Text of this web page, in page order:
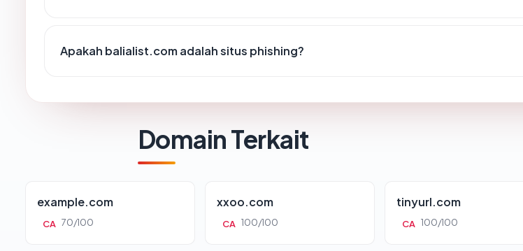
Apakah balialist.com adalah situs phishing?
Domain Terkait
example.com
CA 70/100
xxoo.com
CA 100/100
tinyurl.com
CA 100/100